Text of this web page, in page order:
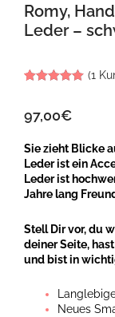
Romy,
Leder –
basierend
auf
(1
97,00€
Sie zieht Blicke
Leder ist ein
Leder ist
Jahre lang
Stell Dirvor, du
deiner Seite,
und bist in
Neues